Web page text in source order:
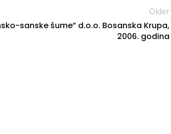
Older
sanske šume” d.o.o. Bosanska Krupa,
2006. godina